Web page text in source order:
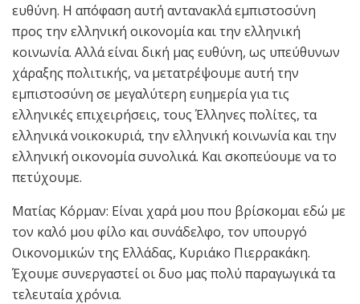
ευθύνη. Η απόφαση αυτή αντανακλά εμπιστοσύνη
προς την ελληνική οικονομία και την ελληνική
κοινωνία. Αλλά είναι δική μας ευθύνη, ως υπεύθυνων
χάραξης πολιτικής, να μετατρέψουμε αυτή την
εμπιστοσύνη σε μεγαλύτερη ευημερία για τις
ελληνικές επιχειρήσεις, τους Έλληνες πολίτες, τα
ελληνικά νοικοκυριά, την ελληνική κοινωνία και την
ελληνική οικονομία συνολικά. Και σκοπεύουμε να το
πετύχουμε.
Ματίας Κόρμαν: Είναι χαρά μου που βρίσκομαι εδώ με
τον καλό μου φίλο και συνάδελφο, τον υπουργό
Οικονομικών της Ελλάδας, Κυριάκο Πιερρακάκη.
Έχουμε συνεργαστεί οι δυο μας πολύ παραγωγικά τα
τελευταία χρόνια.